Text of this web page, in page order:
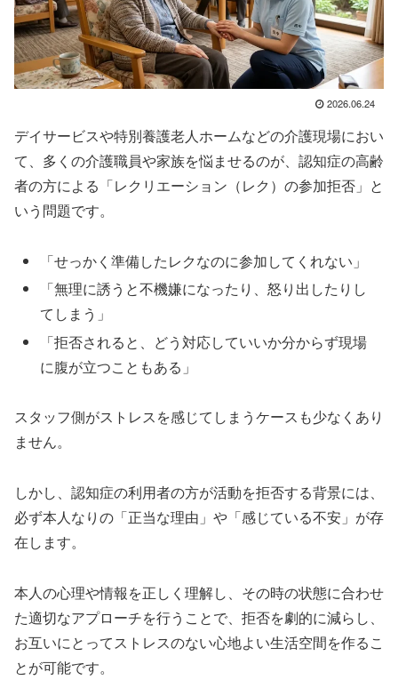
2026.06.24
デイサービスや特別養護老人ホームなどの介護現場におい
て、多くの介護職員や家族を悩ませるのが、認知症の高齢
者の方による「レクリエーション（レク）の参加拒否」と
いう問題です。
「せっかく準備したレクなのに参加してくれない」
「無理に誘うと不機嫌になったり、怒り出したりし
てしまう」
「拒否されると、どう対応していいか分からず現場
に腹が立つこともある」
スタッフ側がストレスを感じてしまうケースも少なくあり
ません。
しかし、認知症の利用者の方が活動を拒否する背景には、
必ず本人なりの「正当な理由」や「感じている不安」が存
在します。
本人の心理や情報を正しく理解し、その時の状態に合わせ
た適切なアプローチを行うことで、拒否を劇的に減らし、
お互いにとってストレスのない心地よい生活空間を作るこ
とが可能です。